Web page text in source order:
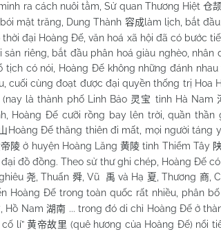
ra cách nuôi tằm, Sử quan Thương Hiệt仓颉
bói mặt trăng, Dung Thành 容成làm lịch, bắt
đại Hoàng Đế, văn hoá xã hội đã có bước
sản riêng, bắt đầu phân hoá giàu nghèo, nhân
có nói, Hoàng Đế không những đánh
cuối cùng đoạt được đại quyền thống trị Hoa
(nay là thành phố Linh Bảo 灵宝 tỉnh Hà Nam
Hoàng Đế cưỡi rồng bay lên trời, quần thần
Hoàng Đế thăng thiên đi mất, mọi người táng
陵 ở huyện Hoàng Lăng黄陵 tỉnh Thiểm Tây
đồ đồng. Theo sử thư ghi chép, Hoàng Đế
尧 , Thuấn 舜, Vũ 禹 và Hạ 夏 , Thương 商,
Hoàng Đế trong toàn quốc rất nhiều, phân
, Hồ Nam 湖南 ... trong đó di chỉ Hoàng Đế ở
cố lí”黄帝故里 (quê hương của Hoàng Đế) nổi